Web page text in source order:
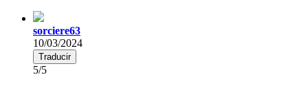
sorciere63
10/03/2024
Traducir
5/5